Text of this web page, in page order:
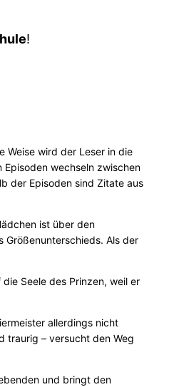
!
Weise wird der Leser in die
wechseln zwischen
der Episoden sind Zitate aus
ist über den
Größenunterschieds. Als der
Seele des Prinzen, weil er
allerdings nicht
traurig – versucht den Weg
und bringt den